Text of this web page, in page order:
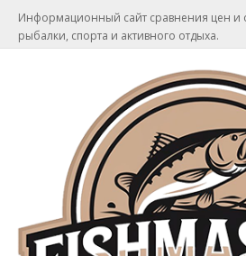
Информационный сайт сравнения цен и
рыбалки, спорта и активного отдыха.